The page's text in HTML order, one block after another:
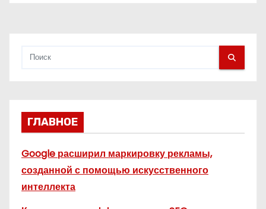
ГЛАВНОЕ
Google расширил маркировку рекламы,
созданной с помощью искусственного
интеллекта